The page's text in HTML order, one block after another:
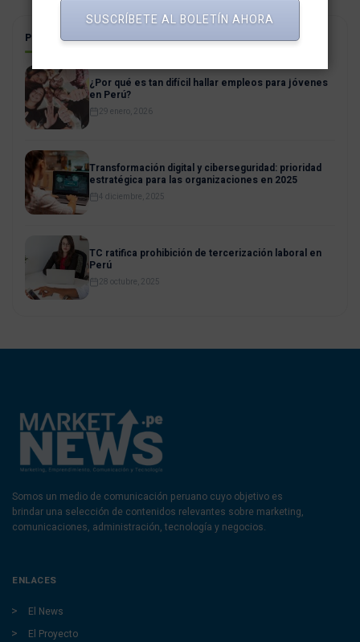
POSTS RELACIONADOS
¿Por qué es tan difícil hallar empleos para jóvenes
en Perú?
29 enero, 2026
Transformación digital y ciberseguridad: prioridad
estratégica para las organizaciones en 2025
4 diciembre, 2025
TC ratifica prohibición de tercerización laboral en
Perú
28 octubre, 2025
Somos un medio de comunicación peruano cuyo objetivo es
brindar una selección de contenidos relevantes sobre marketing,
comunicaciones, administración, tecnología y negocios.
ENLACES
El News
El Proyecto
SUSCRÍBETE AL BOLETÍN AHORA